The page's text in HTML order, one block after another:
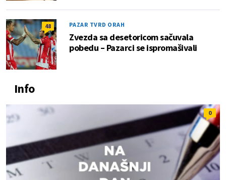
48 PAZAR TVRD ORAH
Zvezda sa desetoricom sačuvala
pobedu – Pazarci se ispromašivali
Info
0